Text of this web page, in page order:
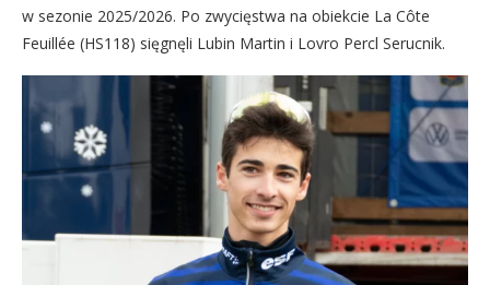
w sezonie 2025/2026. Po zwycięstwa na obiekcie La Côte
Feuillée (HS118) sięgnęli Lubin Martin i Lovro Percl Serucnik.